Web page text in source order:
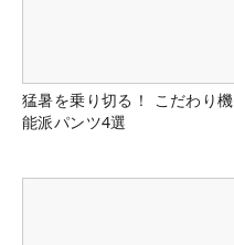
猛暑を乗り切る！ こだわり機
能派パンツ4選